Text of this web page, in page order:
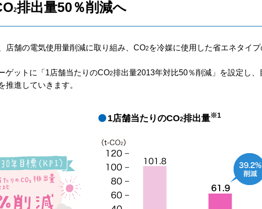
2排出量50％削減へ
店舗の電気使用量削減に取り組み、CO2 を冷媒に使用した省エネタイ
ゲットに「1店舗当たりのCO2排出量2013年対比50％削減」を設定し
推進していきます。
1店舗当たりのCO2排出量※1